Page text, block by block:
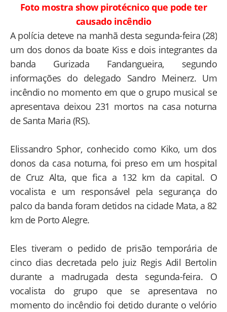
Foto mostra show pirotécnico que pode ter
causado incêndio
A polícia deteve na manhã desta segunda-feira (28)
um dos donos da boate Kiss e dois integrantes da
banda Gurizada Fandangueira, segundo
informações do delegado Sandro Meinerz. Um
incêndio no momento em que o grupo musical se
apresentava deixou 231 mortos na casa noturna
de Santa Maria (RS).
Elissandro Sphor, conhecido como Kiko, um dos
donos da casa noturna, foi preso em um hospital
de Cruz Alta, que fica a 132 km da capital. O
vocalista e um responsável pela segurança do
palco da banda foram detidos na cidade Mata, a 82
km de Porto Alegre.
Eles tiveram o pedido de prisão temporária de
cinco dias decretada pelo juiz Regis Adil Bertolin
durante a madrugada desta segunda-feira. O
vocalista do grupo que se apresentava no
momento do incêndio foi detido durante o velório